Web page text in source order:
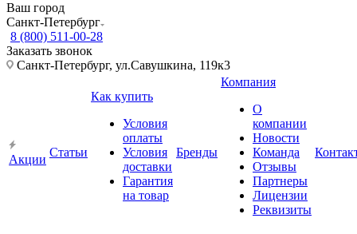
Ваш город
Санкт-Петербург
8 (800) 511-00-28
Заказать звонок
Санкт-Петербург, ул.Савушкина, 119к3
Акции
Статьи
Как купить
Условия
оплаты
Условия
доставки
Гарантия
на товар
Бренды
Компания
О
компании
Новости
Команда
Отзывы
Партнеры
Лицензии
Реквизиты